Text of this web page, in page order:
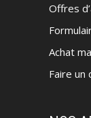
Offres
Achat
Faire un